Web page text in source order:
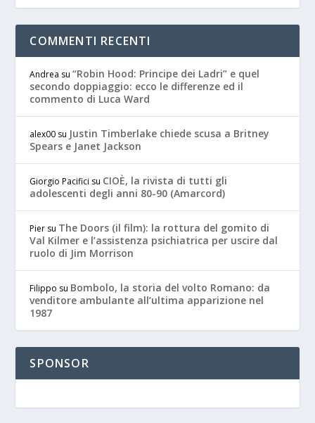
COMMENTI RECENTI
Andrea su“Robin Hood: Principe dei Ladri” e quel
secondo doppiaggio: ecco le differenze ed il
commento di Luca Ward
alex00 su Justin Timberlake chiede scusa a Britney
Spears e Janet Jackson
Giorgio Pacifici su CIOÈ, la rivista di tutti gli
adolescenti degli anni 80-90 (Amarcord)
Pier su The Doors (il film): la rottura del gomito di
Val Kilmer e l’assistenza psichiatrica per uscire dal
ruolo di Jim Morrison
Filippo su Bombolo, la storia del volto Romano: da
venditore ambulante all’ultima apparizione nel
1987
SPONSOR